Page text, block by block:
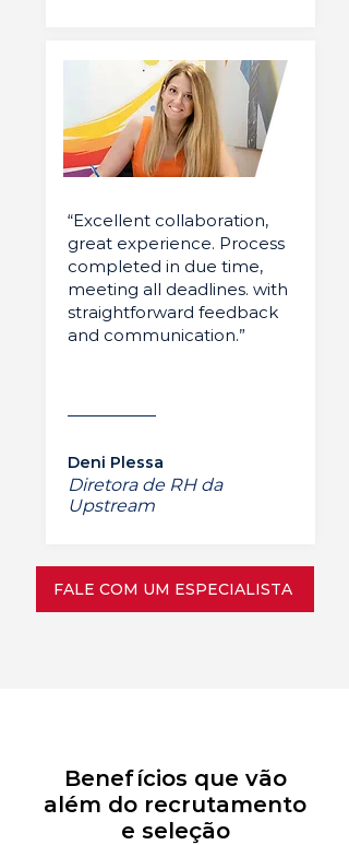
“Excellent collaboration,
great experience. Process
completed in due time,
meeting all deadlines. with
straightforward feedback
and communication.”
Deni Plessa
Diretora de RH da
Upstream
FALE COM UM ESPECIALISTA
Benefícios que vão
além do recrutamento
e seleção